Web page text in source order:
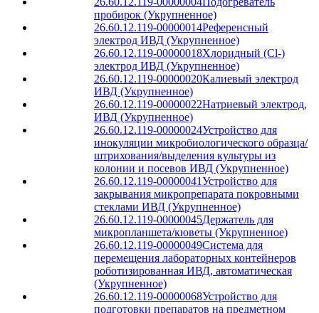
пробирок (Укрупненное)
26.60.12.119-00000014Референсный
электрод ИВД (Укрупненное)
26.60.12.119-00000018Хлоридный (Cl-)
электрод ИВД (Укрупненное)
26.60.12.119-00000020Калиевый электрод
ИВД (Укрупненное)
26.60.12.119-00000022Натриевый электрод,
ИВД (Укрупненное)
26.60.12.119-00000024Устройство для
инокуляции микробиологического образца/
штрихования/выделения культуры из
колонии и посевов ИВД (Укрупненное)
26.60.12.119-00000041Устройство для
закрывания микропрепарата покровными
стеклами ИВД (Укрупненное)
26.60.12.119-00000045Держатель для
микропланшета/кюветы (Укрупненное)
26.60.12.119-00000049Система для
перемещения лабораторных контейнеров
роботизированная ИВД, автоматическая
(Укрупненное)
26.60.12.119-00000068Устройство для
подготовки препаратов на предметном